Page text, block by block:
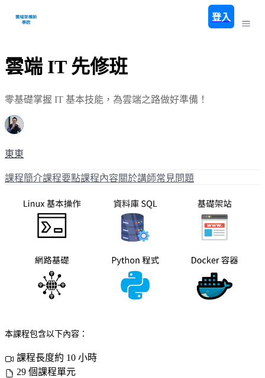
登入
雲端 IT 先修班
零基礎掌握 IT 基本技能，為雲端之路做好準備！
東東
課程簡介課程要點課程內容關於講師常見問題
本課程包含以下內容：
課程長度約 10 小時
29 個課程單元